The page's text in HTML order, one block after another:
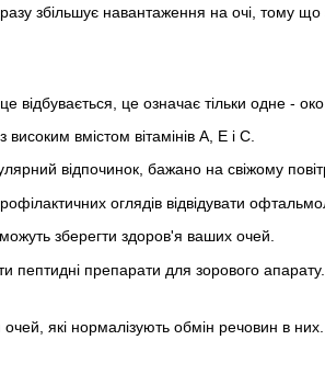
збільшує навантаження на очі, тому
це означає тільки одне -
вмістом вітамінів А, Е і С.
відпочинок, бажано на свіжому
оглядів відвідувати
зберегти здоров'я ваших очей.
пептидні препарати для зорового апарату.
очей, які нормалізують обмін речовин в них.